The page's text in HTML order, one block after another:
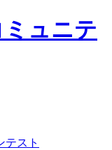
テスト